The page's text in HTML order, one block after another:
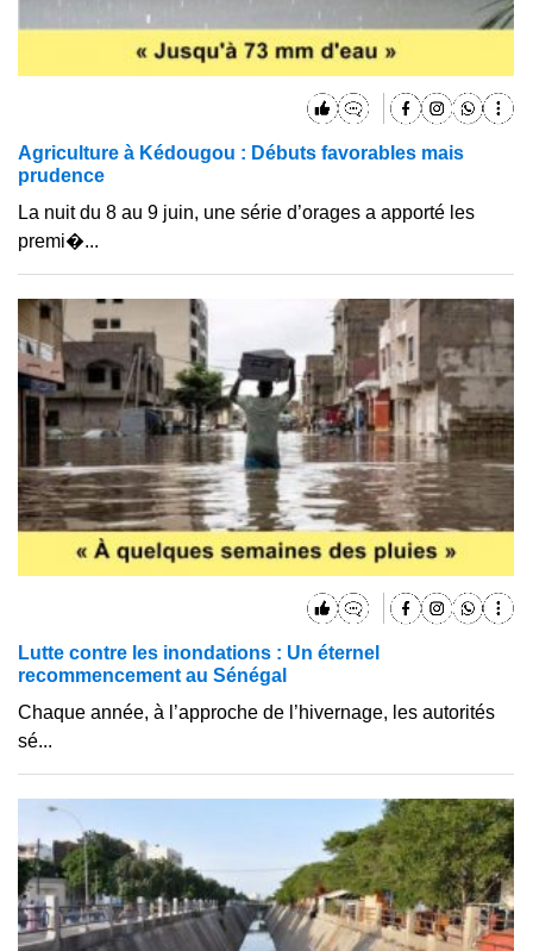
Agriculture à Kédougou : Débuts favorables mais
prudence
La nuit du 8 au 9 juin, une série d’orages a apporté les
premi�...
Lutte contre les inondations : Un éternel
recommencement au Sénégal
Chaque année, à l’approche de l’hivernage, les autorités
sé...